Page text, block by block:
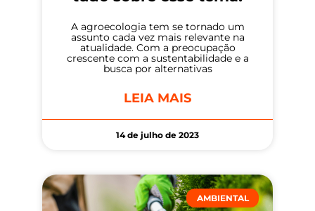
A agroecologia tem se tornado um
assunto cada vez mais relevante na
atualidade. Com a preocupação
crescente com a sustentabilidade e a
busca por alternativas
LEIA MAIS
14 de julho de 2023
AMBIENTAL